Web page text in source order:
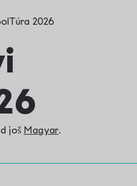
2026
još Magyar.